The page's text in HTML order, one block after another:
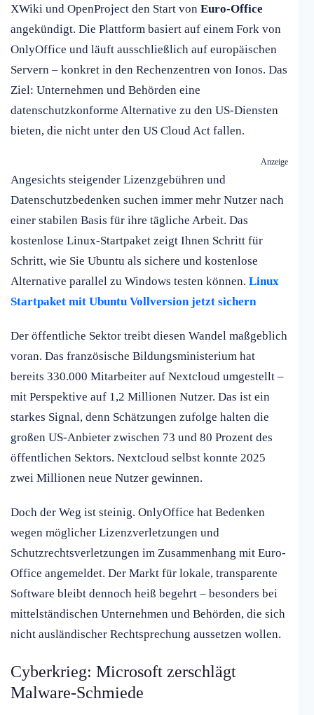
XWiki und OpenProject den Start von Euro-Office
angekündigt. Die Plattform basiert auf einem Fork von
OnlyOffice und läuft ausschließlich auf europäischen
Servern – konkret in den Rechenzentren von Ionos. Das
Ziel: Unternehmen und Behörden eine
datenschutzkonforme Alternative zu den US-Diensten
bieten, die nicht unter den US Cloud Act fallen.
Anzeige
Angesichts steigender Lizenzgebühren und
Datenschutzbedenken suchen immer mehr Nutzer nach
einer stabilen Basis für ihre tägliche Arbeit. Das
kostenlose Linux-Startpaket zeigt Ihnen Schritt für
Schritt, wie Sie Ubuntu als sichere und kostenlose
Alternative parallel zu Windows testen können. Linux
Startpaket mit Ubuntu Vollversion jetzt sichern
Der öffentliche Sektor treibt diesen Wandel maßgeblich
voran. Das französische Bildungsministerium hat
bereits 330.000 Mitarbeiter auf Nextcloud umgestellt –
mit Perspektive auf 1,2 Millionen Nutzer. Das ist ein
starkes Signal, denn Schätzungen zufolge halten die
großen US-Anbieter zwischen 73 und 80 Prozent des
öffentlichen Sektors. Nextcloud selbst konnte 2025
zwei Millionen neue Nutzer gewinnen.
Doch der Weg ist steinig. OnlyOffice hat Bedenken
wegen möglicher Lizenzverletzungen und
Schutzrechtsverletzungen im Zusammenhang mit Euro-
Office angemeldet. Der Markt für lokale, transparente
Software bleibt dennoch heiß begehrt – besonders bei
mittelständischen Unternehmen und Behörden, die sich
nicht ausländischer Rechtsprechung aussetzen wollen.
Cyberkrieg: Microsoft zerschlägt
Malware-Schmiede